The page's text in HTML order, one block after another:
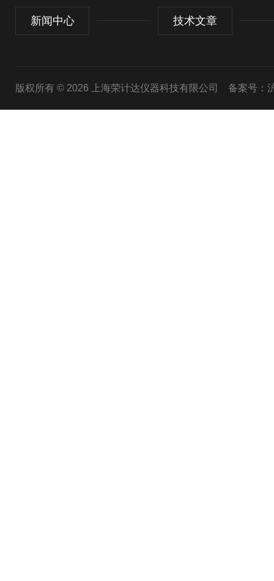
新闻中心 技术文章
版权所有 © 2026 上海荣计达仪器科技有限公司 备案号：